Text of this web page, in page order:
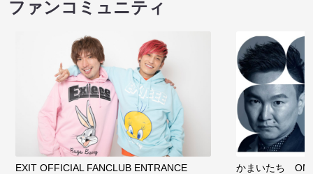
ファンコミュニティ
EXIT OFFICIAL FANCLUB ENTRANCE かまいたち